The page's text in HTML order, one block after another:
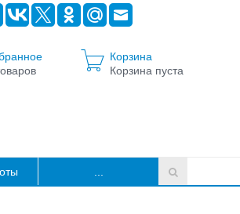
Корзина
Корзина пуста